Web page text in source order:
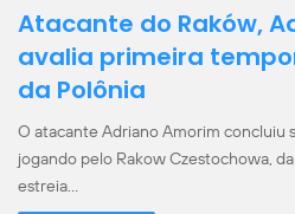
Atacante do Raków,
avalia primeira
da Polônia
O atacante Adriano Amorim concluiu
jogando pelo Rakow Czestochowa,
estreia…